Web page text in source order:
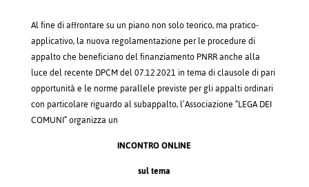
Al fine di affrontare su un piano non solo teorico, ma pratico-
applicativo, la nuova regolamentazione per le procedure di
appalto che beneficiano del finanziamento PNRR anche alla
luce del recente DPCM del 07.12.2021 in tema di clausole di pari
opportunità e le norme parallele previste per gli appalti ordinari
con particolare riguardo al subappalto, l’Associazione “LEGA DEI
COMUNI” organizza un
INCONTRO ONLINE
sul tema